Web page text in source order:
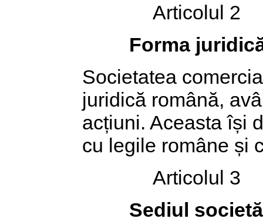
Articolul 2
Forma
Societatea
juridică română,
acțiuni. Aceasta își
cu legile române și
Articolul 3
Sediul